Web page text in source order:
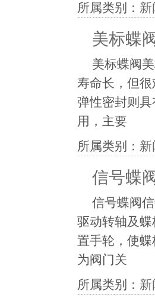
所属类别：
美标蝶
美标蝶阀
寿命长，但
弹性密封则
用，主要
所属类别：
信号蝶
信号蝶阀
驱动转轴及
置手轮，使
为阀门关
所属类别：